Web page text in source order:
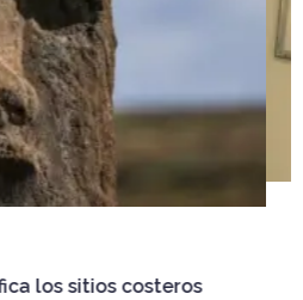
guardián del